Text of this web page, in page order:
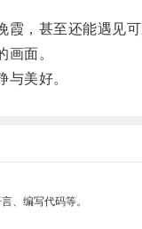
，甚至还能遇见可
面。
美好。
、编写代码等。